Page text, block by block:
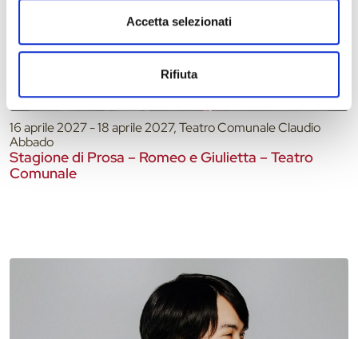
Accetta selezionati
Rifiuta
16 aprile 2027 - 18 aprile 2027, Teatro Comunale Claudio
Abbado
Stagione di Prosa – Romeo e Giulietta – Teatro
Comunale